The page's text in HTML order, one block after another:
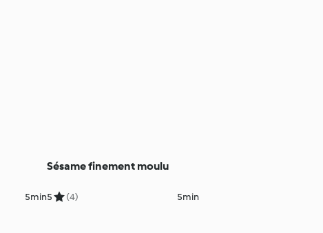
5min
Sésame finement moulu
5 (4) 5min